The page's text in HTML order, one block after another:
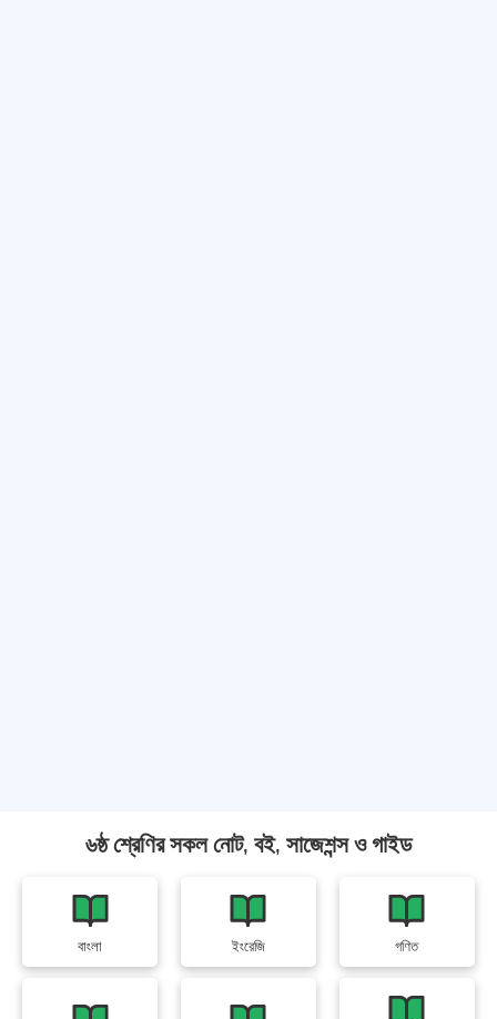
৬ষ্ঠ শ্রেণির সকল নোট, বই, সাজেশন্স ও গাইড
বাংলা ইংরেজি গণিত